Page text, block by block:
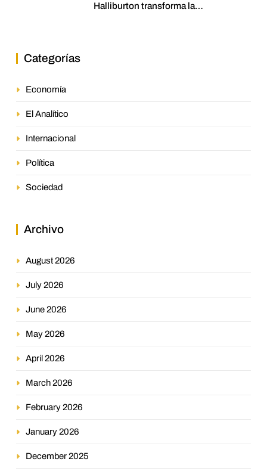
Halliburton transforma la
Categorías
Economía
El Analítico
Internacional
Política
Sociedad
Archivo
August 2026
July 2026
June 2026
May 2026
April 2026
March 2026
February 2026
January 2026
December 2025